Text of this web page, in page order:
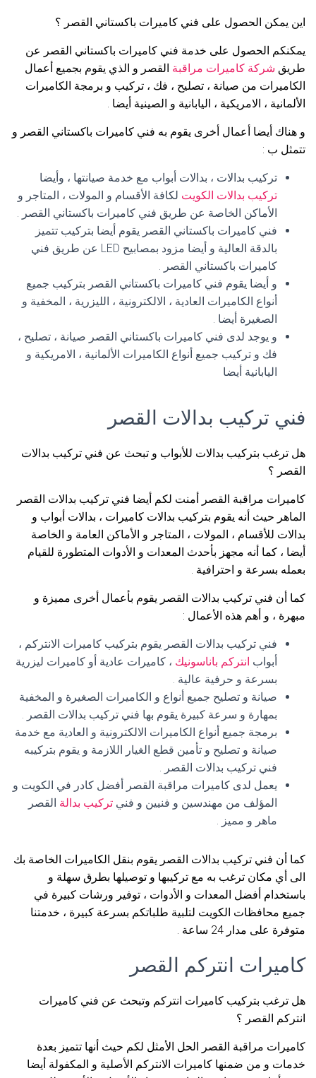
اين يمكن الحصول على فني كاميرات باكستاني القصر ؟
يمكنكم الحصول على خدمة فني كاميرات باكستاني القصر عن
طريق شركة كاميرات مراقبة القصر و الذي يقوم بجميع أعمال
الكاميرات من صيانة ، تصليح ، فك ، تركيب و برمجة الكاميرات
الألمانية ، الامريكية ، اليابانية و الصينية أيضا .
و هناك أيضا أعمال أخرى يقوم به فني كاميرات باكستاني القصر و
تتمثل ب :
تركيب بدالات ، بدالات أبواب مع خدمة صيانتها ، وأيضا
تركيب بدالات الكويت لكافة الأقسام و المولات ، المتاجر و
الأماكن الخاصة عن طريق فني كاميرات باكستاني القصر .
فني كاميرات باكستاني القصر يقوم أيضا بتركيب تتميز
بالدقة العالية و أيضا مزود بمصابيح LED عن طريق فني
كاميرات باكستاني القصر .
و أيضا يقوم فني كاميرات باكستاني القصر بتركيب جميع
أنواع الكاميرات العادية ، الالكترونية ، الليزرية ، المخفية و
الصغيرة أيضا .
و يوجد لدى فني كاميرات باكستاني القصر صيانة ، تصليح ،
فك و تركيب جميع أنواع الكاميرات الألمانية ، الامريكية و
اليابانية أيضا
فني تركيب بدالات القصر
هل ترغب بتركيب بدالات للأبواب و تبحث عن فني تركيب بدالات
القصر ؟
كاميرات مراقبة القصر أمنت لكم أيضا فني تركيب بدالات القصر
الماهر حيث أنه يقوم بتركيب بدالات كاميرات ، بدالات أبواب و
بدالات للأقسام ، المولات ، المتاجر و الأماكن العامة و الخاصة
أيضا ، كما أنه مجهز بأحدث المعدات و الأدوات المتطورة للقيام
بعمله بسرعة و احترافية .
كما أن فني تركيب بدالات القصر يقوم بأعمال أخرى مميزة و
مبهرة ، و أهم هذه الأعمال :
فني تركيب بدالات القصر يقوم بتركيب كاميرات الانتركم ،
أبواب انتركم باناسونيك ، كاميرات عادية أو كاميرات ليزرية
بسرعة و حرفية عالية .
صيانة و تصليح جميع أنواع و الكاميرات الصغيرة و المخفية
بمهارة و سرعة كبيرة يقوم بها فني تركيب بدالات القصر .
برمجة جميع أنواع الكاميرات الالكترونية و العادية مع خدمة
صيانة و تصليح و تأمين قطع الغيار اللازمة و يقوم بتركيبه
فني تركيب بدالات القصر .
يعمل لدى كاميرات مراقبة القصر أفضل كادر في الكويت و
المؤلف من مهندسين و فنيين و فني تركيب بدالة القصر
ماهر و مميز .
كما أن فني تركيب بدالات القصر يقوم بنقل الكاميرات الخاصة بك
الى أي مكان ترغب به مع تركيبها و توصيلها بطرق سهلة و
باستخدام أفضل المعدات و الأدوات ، توفير ورشات كبيرة في
جميع محافظات الكويت لتلبية طلباتكم بسرعة كبيرة ، خدمتنا
متوفرة على مدار 24 ساعة .
كاميرات انتركم القصر
هل ترغب بتركيب كاميرات انتركم وتبحث عن فني كاميرات
انتركم القصر ؟
كاميرات مراقبة القصر الحل الأمثل لكم حيث أنها تتميز بعدة
خدمات و من ضمنها كاميرات الانتركم الأصلية و المكفولة أيضا